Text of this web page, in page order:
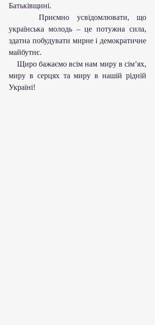
Батьківщині.
Приємно усвідомлювати, що
українська молодь – це потужна сила,
здатна побудувати мирне і демократичне
майбутнє.
Щиро бажаємо всім нам миру в сім’ях,
миру в серцях та миру в нашій рідній
Україні!